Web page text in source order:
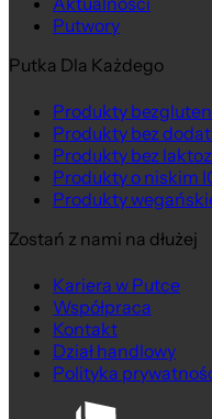
Putwory
Putka Dla Każdego
Produkty
Produkty bez
Produkty bez
Produkty o niskim
Produkty
Zostań z nami na dłużej
Kariera w Putce
Współpraca
Kontakt
Dział handlowy
Polityka